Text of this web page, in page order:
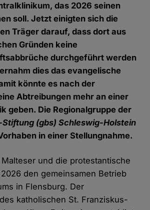
das 2026 seinen
soll. Jetzt einigten sich die
Träger darauf, dass dort aus
Gründen keine
durchgeführt werden
dies das evangelische
könnte es nach der
Abtreibungen mehr an einer
geben. Die Regionalgruppe der
(gbs) Schleswig-Holstein
in einer Stellungnahme.
und die protestantische
den gemeinsamen Betrieb
in Flensburg. Der
katholischen St. Franziskus-